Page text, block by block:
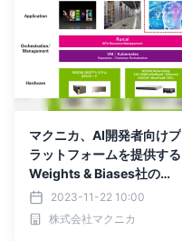
マクニカ、AI開発者向けプ
ラットフォームを提供する
Weights & Biases社の取
り扱いを開始
2023-11-22 10:00
株式会社マクニカ